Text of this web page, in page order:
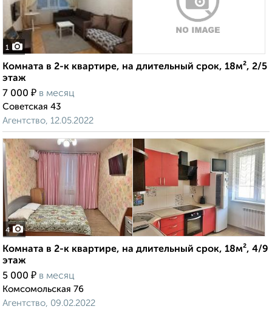
1
Комната в 2-к квартире, на длительный срок, 18м², 2/5
этаж
7 000 ₽ в месяц
Советская 43
Агентство, 12.05.2022
4
Комната в 2-к квартире, на длительный срок, 18м², 4/9
этаж
5 000 ₽ в месяц
Комсомольская 76
Агентство, 09.02.2022